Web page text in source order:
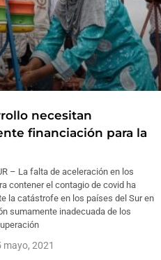
necesitan
financiación para la
– La falta de aceleración en los
contener el contagio de covid ha
la catástrofe en los países del Sur en
sumamente inadecuada de los
mayo, 2021